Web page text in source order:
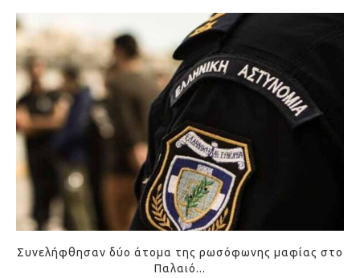
Συνελήφθησαν δύο άτομα της ρωσόφωνης μαφίας στο
Παλαιό...